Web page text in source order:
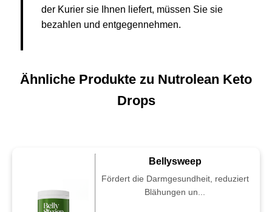
der Kurier sie Ihnen liefert, müssen Sie sie
bezahlen und entgegennehmen.
Ähnliche Produkte zu Nutrolean Keto
Drops
Bellysweep
Fördert die Darmgesundheit, reduziert
Blähungen un...